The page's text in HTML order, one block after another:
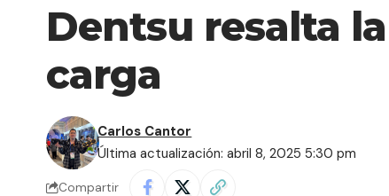
Dentsu resalta
carga
Última actualización: abril 8, 2025 5:30 pm
Carlos Cantor
Compartir